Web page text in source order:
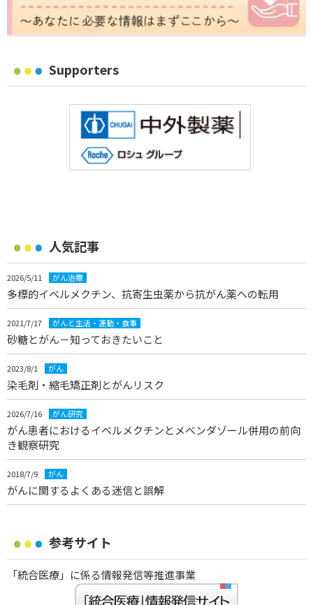
Supporters
人気記事
2026/5/11 がん治療
多標的イベルメクチン、抗寄生虫薬から抗がん薬への転用
2021/7/17 がんと生活・運動・食事
砂糖とがん－知っておきたいこと
2023/8/1 がん
染毛剤・縮毛矯正剤とがんリスク
2026/7/16 がん研究
がん患者におけるイベルメクチンとメベンダゾール併用の前向
き観察研究
2018/7/9 がん
がんに関するよくある迷信と誤解
参考サイト
「統合医療」に係る情報発信等推進事業